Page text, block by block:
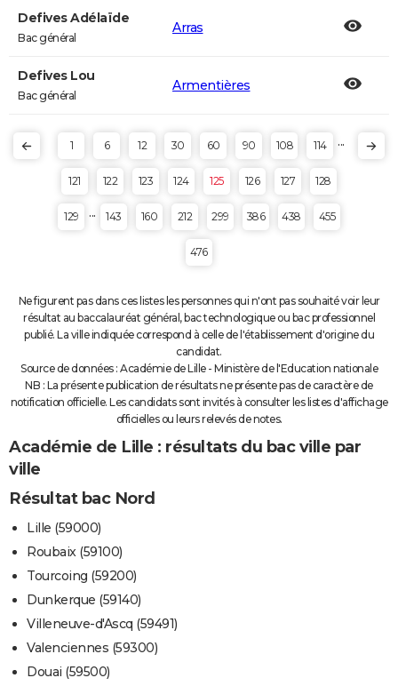
Defives Adélaïde
Bac général
Arras
Defives Lou
Bac général
Armentières
1 6 12 30 60 90 108 114 ...
121 122 123 124 125 126 127 128
129 ... 143 160 212 299 386 438 455
476
Ne figurent pas dans ces listes les personnes qui n'ont pas souhaité voir leur
résultat au baccalauréat général, bac technologique ou bac professionnel
publié. La ville indiquée correspond à celle de l'établissement d'origine du
candidat.
Source de données : Académie de Lille - Ministère de l'Education nationale
NB : La présente publication de résultats ne présente pas de caractère de
notification officielle. Les candidats sont invités à consulter les listes d'affichage
officielles ou leurs relevés de notes.
Académie de Lille : résultats du bac ville par
ville
Résultat bac Nord
Lille (59000)
Roubaix (59100)
Tourcoing (59200)
Dunkerque (59140)
Villeneuve-d'Ascq (59491)
Valenciennes (59300)
Douai (59500)